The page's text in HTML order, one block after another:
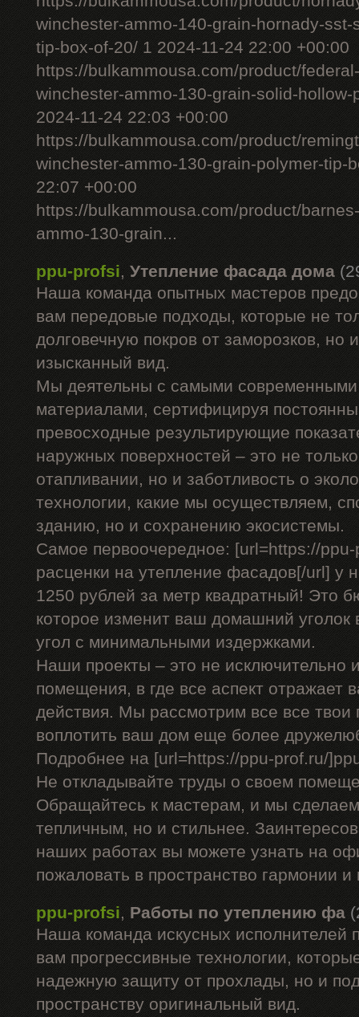
winchester-ammo-140-grain-hornady-
tip-box-of-20/ 1 2024-11-24 22:00 +00:00
https://bulkammousa.com/product/
winchester-ammo-130-grain-solid-
2024-11-24 22:03 +00:00
https://bulkammousa.com/product/
winchester-ammo-130-grain-polymer-tip-
22:07 +00:00
https://bulkammousa.com/product/
ammo-130-grain...
ppu-profsi, Утепление фасада дома
Наша команда опытных мастеров
вам передовые подходы, которые не
долговечную покров от заморозков,
изысканный вид.
Мы деятельны с самыми современными
материалами, сертифицируя
превосходные результирующие
наружных поверхностей – это не
отапливании, но и заботливость о
технологии, какие мы осуществляем,
зданию, но и сохранению экосистемы.
Самое первоочередное: [url=https://
расценки на утепление фасадов[/url] у
1250 рублей за метр квадратный! Это
которое изменит ваш домашний уголок
угол с минимальными издержками.
Наши проекты – это не исключительно
помещения, в где все аспект отражает
действия. Мы рассмотрим все все твои
воплотить ваш дом еще более
Подробнее на [url=https://ppu-prof.ru/
Не откладывайте труды о своем
Обращайтесь к мастерам, и мы
тепличным, но и стильнее.
наших работах вы можете узнать на
пожаловать в пространство гармонии
ppu-profsi, Работы по утеплению фа
Наша команда искусных исполнителей
вам прогрессивные технологии,
надежную защиту от прохлады, но и
пространству оригинальный вид.